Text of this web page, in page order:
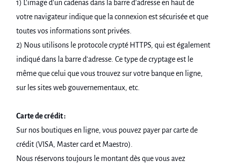
1) L'image d'un cadenas dans la barre d'adresse en haut de
votre navigateur indique que la connexion est sécurisée et que
toutes vos informations sont privées.
2) Nous utilisons le protocole crypté HTTPS, qui est également
indiqué dans la barre d'adresse. Ce type de cryptage est le
même que celui que vous trouvez sur votre banque en ligne,
sur les sites web gouvernementaux, etc.
Carte de crédit :
Sur nos boutiques en ligne, vous pouvez payer par carte de
crédit (VISA, Master card et Maestro).
Nous réservons toujours le montant dès que vous avez